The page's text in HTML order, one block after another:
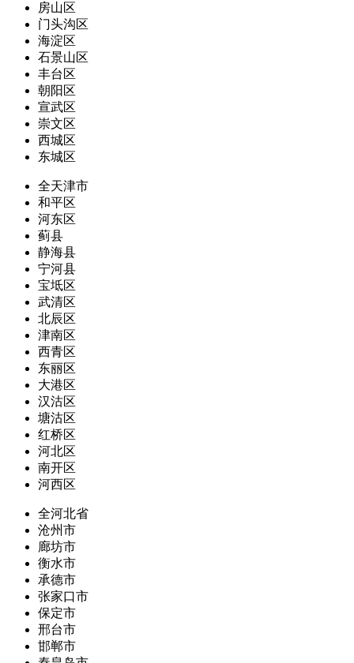
房山区
门头沟区
海淀区
石景山区
丰台区
朝阳区
宣武区
崇文区
西城区
东城区
全天津市
和平区
河东区
蓟县
静海县
宁河县
宝坻区
武清区
北辰区
津南区
西青区
东丽区
大港区
汉沽区
塘沽区
红桥区
河北区
南开区
河西区
全河北省
沧州市
廊坊市
衡水市
承德市
张家口市
保定市
邢台市
邯郸市